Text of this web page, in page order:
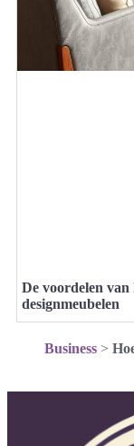
De voordelen
designmeubelen
Business >